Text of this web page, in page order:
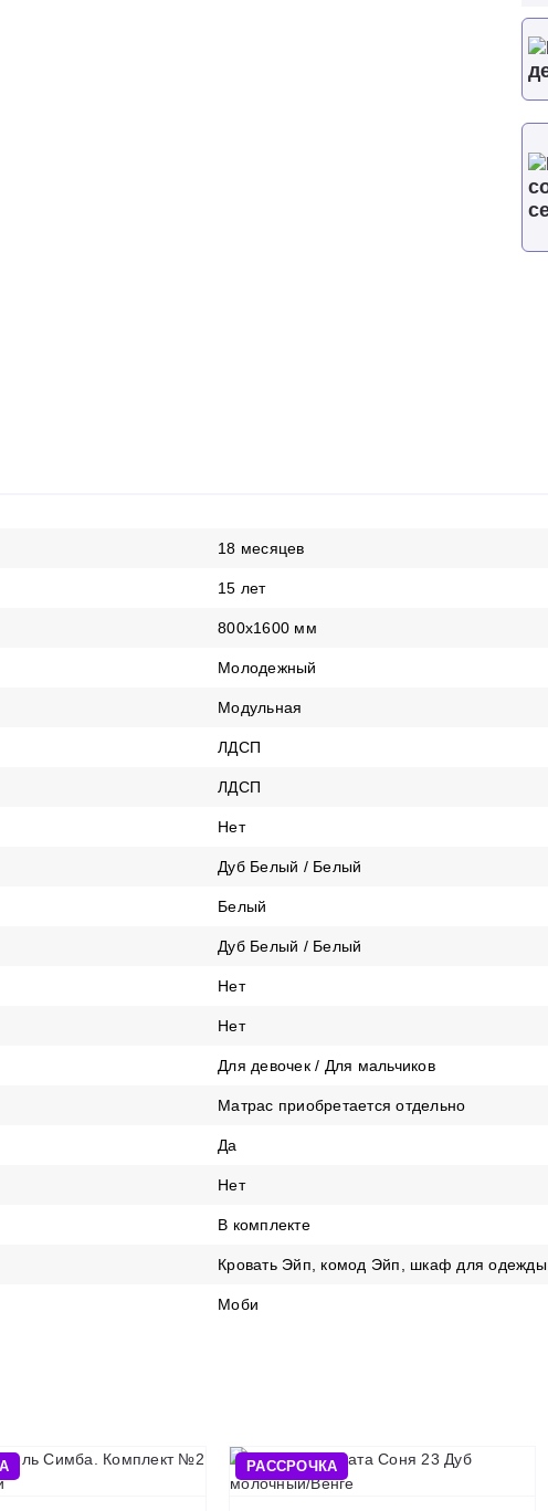
18 месяцев
15 лет
800х1600 мм
Молодежный
Модульная
ЛДСП
ЛДСП
Нет
Дуб Белый / Белый
Белый
Дуб Белый / Белый
Нет
Нет
Для девочек / Для мальчиков
Матрас приобретается отдельно
Да
Нет
В комплекте
Кровать Эйп, комод Эйп, шкаф для
Моби
РАССРОЧКА